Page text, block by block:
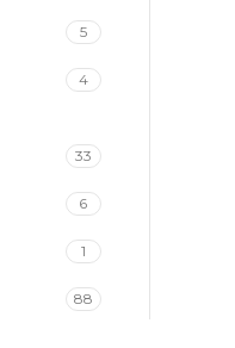
5
4
33
6
1
88